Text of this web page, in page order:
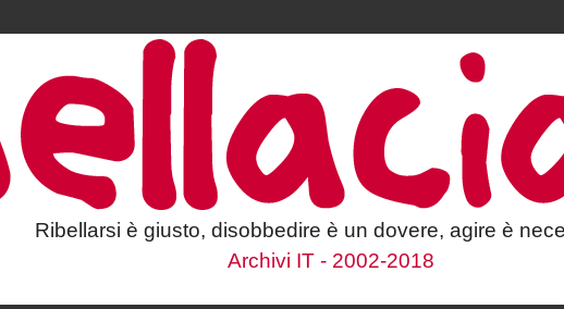
Ribellarsi è giusto, disobbedire è un dovere, agire è
Archivi IT - 2002-2018